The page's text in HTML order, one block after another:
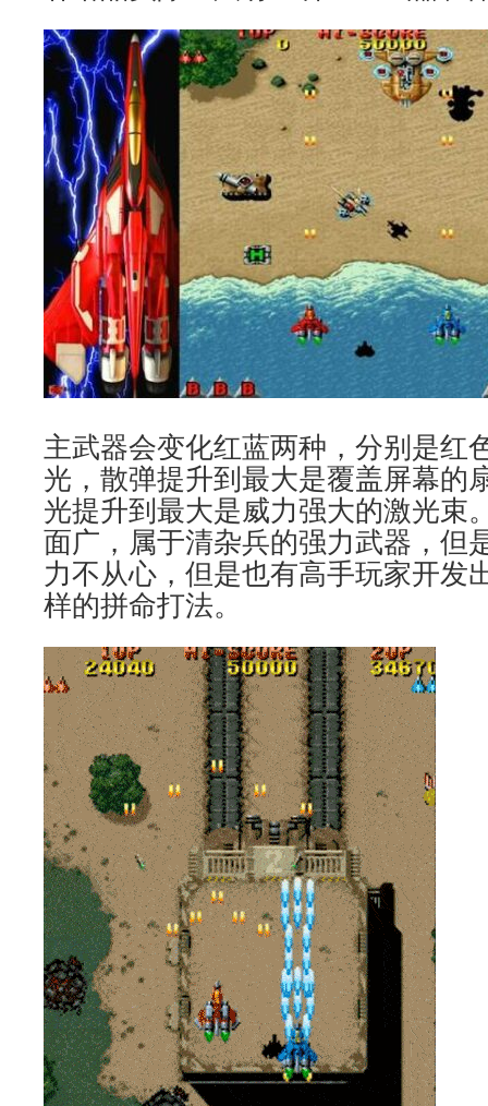
主武器会变化红蓝两种，分别是红
光，散弹提升到最大是覆盖屏幕的
光提升到最大是威力强大的激光束
面广，属于清杂兵的强力武器，但
力不从心，但是也有高手玩家开发
样的拼命打法。